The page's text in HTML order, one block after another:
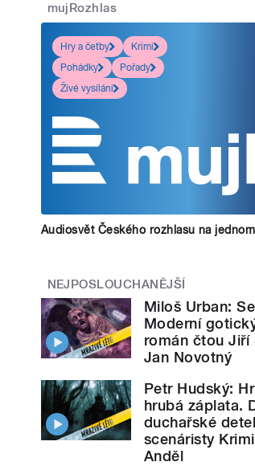
mujRozhlas
Hry a četby
Krimi
Pohádky
Pořady
Živé vysílání
Audiosvět Českého rozhlasu na
NEJPOSLOUCHANĚJŠÍ
Miloš Urban:
Moderní
román čtou Jiří
Jan Novotný
Petr Hudský:
hrubá záplata.
duchařské
scenáristy
Anděl